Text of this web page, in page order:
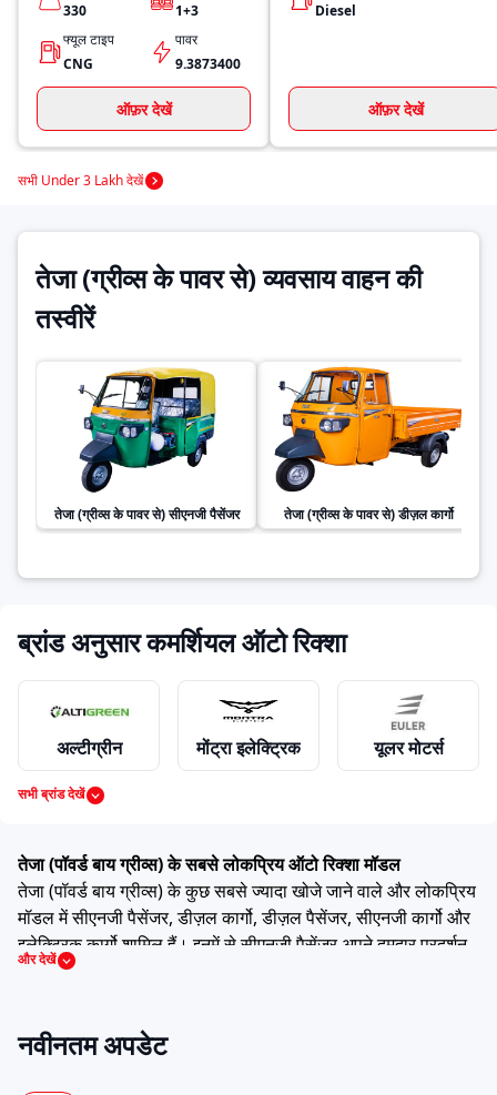
330
1+3
फ्यूल टाइप
CNG
पावर
9.3873400
ऑफ़र देखें
Diesel
ऑफ़र देखें
सभी Under 3 Lakh देखें
तेजा (ग्रीव्स के पावर से) व्यवसाय वाहन की
तस्वीरें
तेजा (ग्रीव्स के पावर से)सीएनजी पैसेंजर तेजा (ग्रीव्स के पावर से)डीज़ल कार्गो
ब्रांड अनुसार कमर्शियल ऑटो रिक्शा
अल्टीग्रीन मोंट्रा इलेक्ट्रिक यूलर मोटर्स
महिंद्रा पियाजियो बजाज
ग्रीव्स मोबिलिटी
सभी ब्रांड देखें
तेजा (पॉवर्ड बाय ग्रीव्स) के सबसे लोकप्रिय ऑटो रिक्शा मॉडल
तेजा (पॉवर्ड बाय ग्रीव्स) के कुछ सबसे ज्यादा खोजे जाने वाले और लोकप्रिय
मॉडल में सीएनजी पैसेंजर, डीज़ल कार्गो, डीज़ल पैसेंजर, सीएनजी कार्गो और
इलेक्ट्रिक कार्गो शामिल हैं। इनमें से सीएनजी पैसेंजर अपने दमदार प्रदर्शन
और उपयोगी फीचर्स व स्पेसिफिकेशन्स जैसे 330 Kg, 1+3 , CNG ,
यह मॉडल ड्राइवरों और छोटे व्यवसाय मालिकों के बीच काफी पसंद किया
और देखें
नवीनतम अपडेट